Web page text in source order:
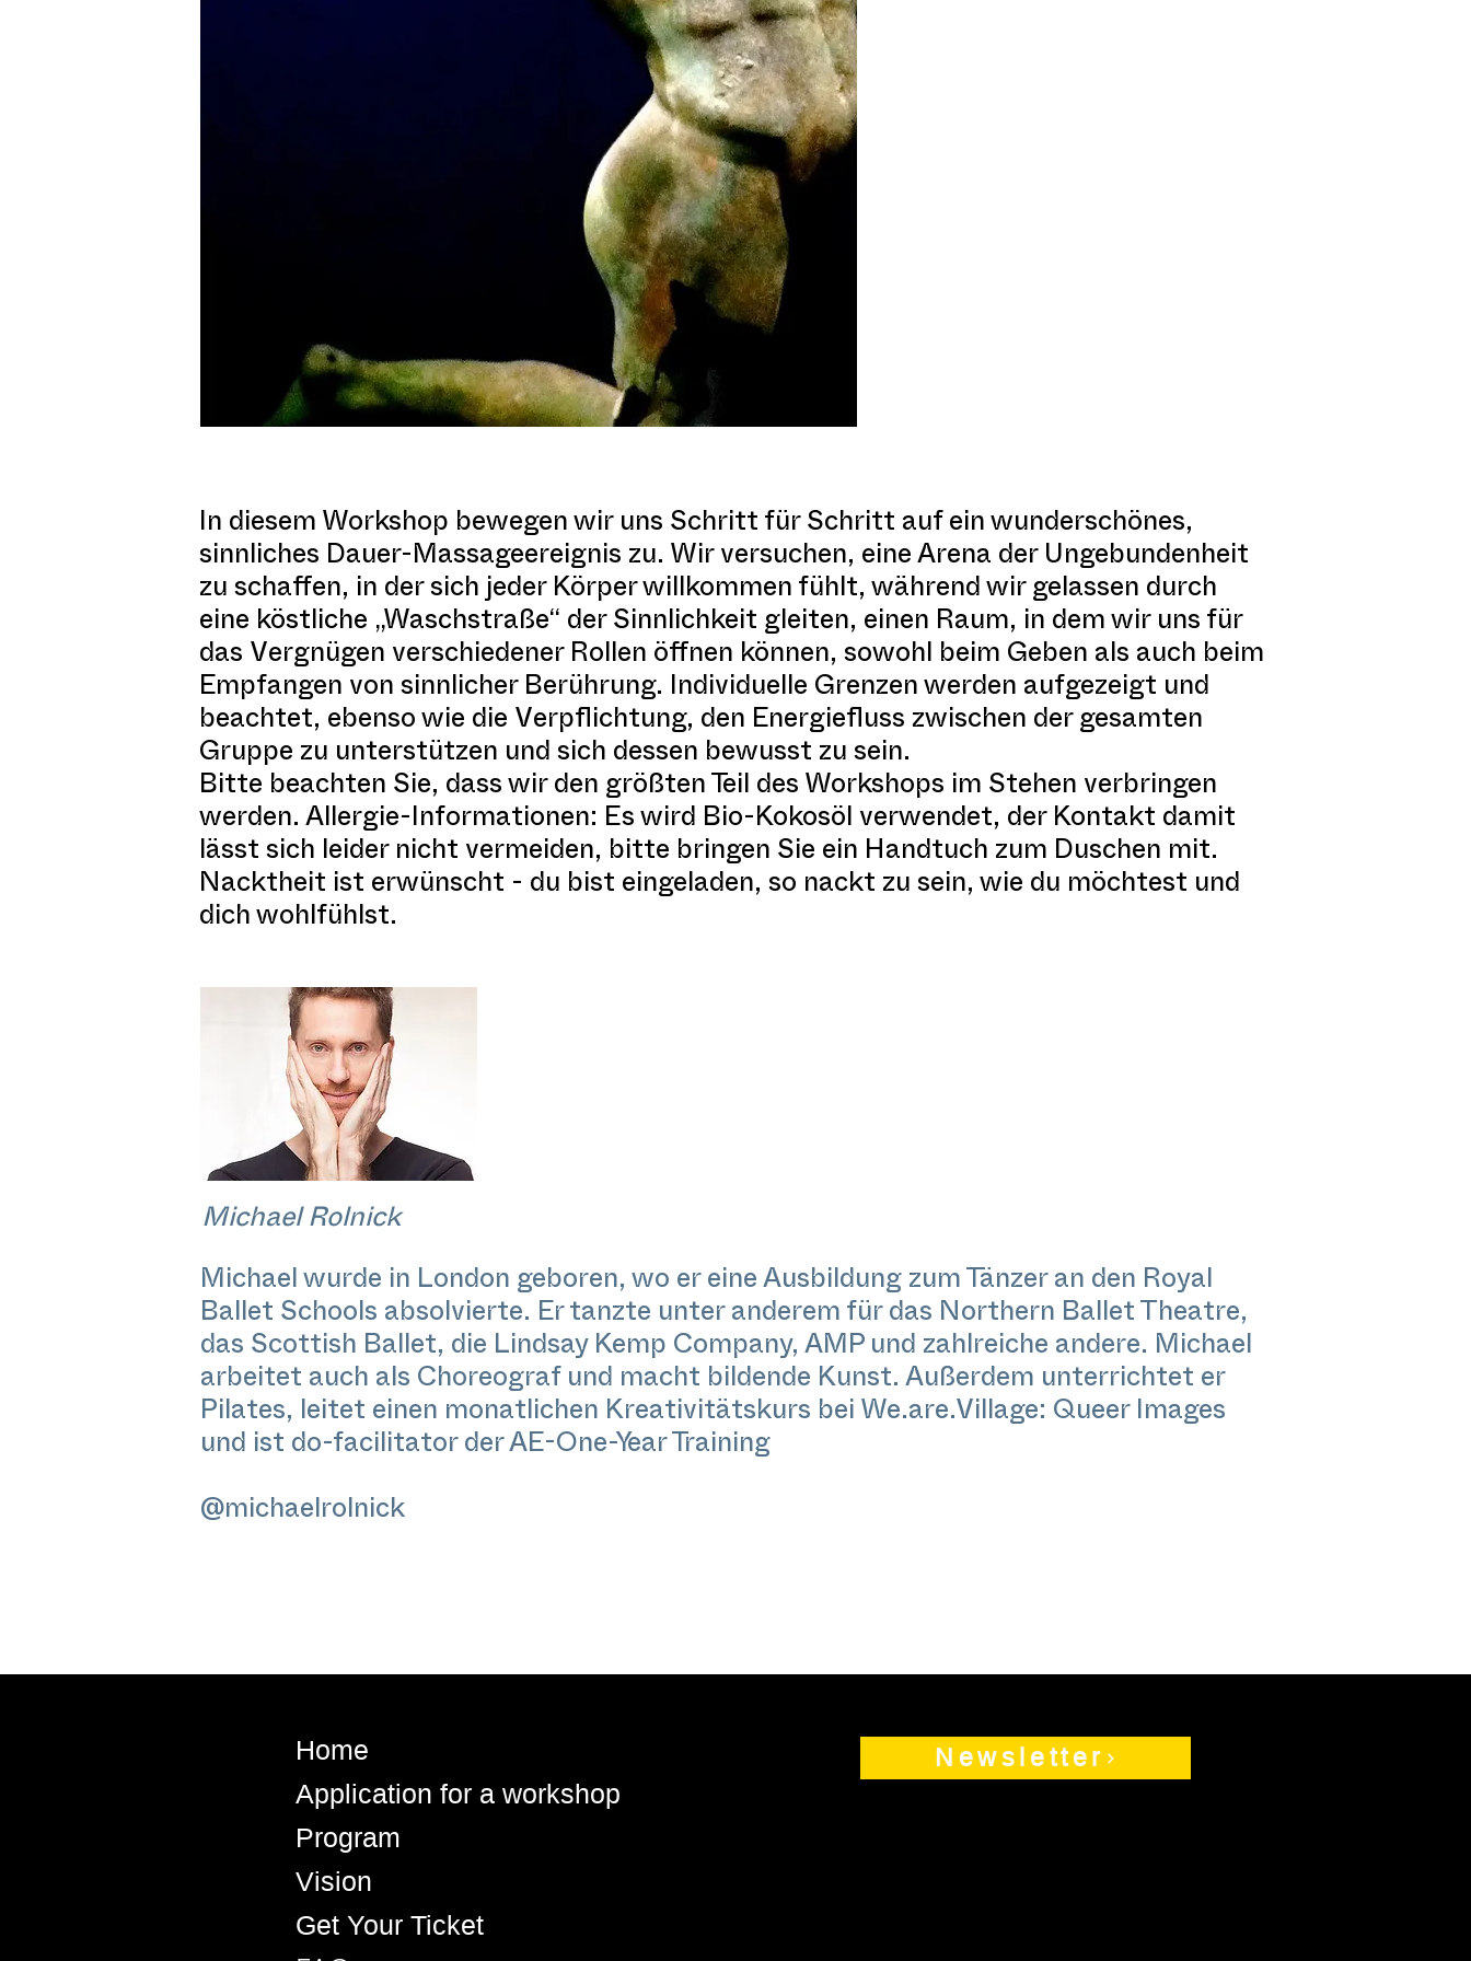
In diesem Workshop bewegen wir uns Schritt für Schritt auf ein wunderschönes,
sinnliches Dauer-Massageereignis zu. Wir versuchen, eine Arena der Ungebundenheit
zu schaffen, in der sich jeder Körper willkommen fühlt, während wir gelassen durch
eine köstliche „Waschstraße“ der Sinnlichkeit gleiten, einen Raum, in dem wir uns für
das Vergnügen verschiedener Rollen öffnen können, sowohl beim Geben als auch beim
Empfangen von sinnlicher Berührung. Individuelle Grenzen werden aufgezeigt und
beachtet, ebenso wie die Verpflichtung, den Energiefluss zwischen der gesamten
Gruppe zu unterstützen und sich dessen bewusst zu sein.
Bitte beachten Sie, dass wir den größten Teil des Workshops im Stehen verbringen
werden. Allergie-Informationen: Es wird Bio-Kokosöl verwendet, der Kontakt damit
lässt sich leider nicht vermeiden, bitte bringen Sie ein Handtuch zum Duschen mit.
Nacktheit ist erwünscht - du bist eingeladen, so nackt zu sein, wie du möchtest und
dich wohlfühlst.
Michael Rolnick
Michael wurde in London geboren, wo er eine Ausbildung zum Tänzer an den Royal
Ballet Schools absolvierte. Er tanzte unter anderem für das Northern Ballet Theatre,
das Scottish Ballet, die Lindsay Kemp Company, AMP und zahlreiche andere. Michael
arbeitet auch als Choreograf und macht bildende Kunst. Außerdem unterrichtet er
Pilates, leitet einen monatlichen Kreativitätskurs bei We.are.Village: Queer Images
und ist do-facilitator der AE-One-Year Training
@michaelrolnick
Home
Application for a workshop
Program
Vision
Get Your Ticket
Newsletter